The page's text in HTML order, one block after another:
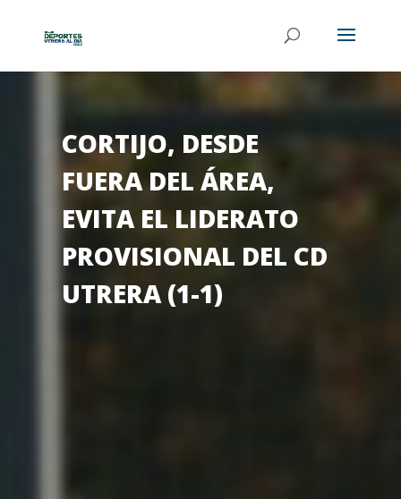
CORTIJO, DESDE
FUERA DEL ÁREA,
EVITA EL LIDERATO
PROVISIONAL DEL CD
UTRERA (1-1)